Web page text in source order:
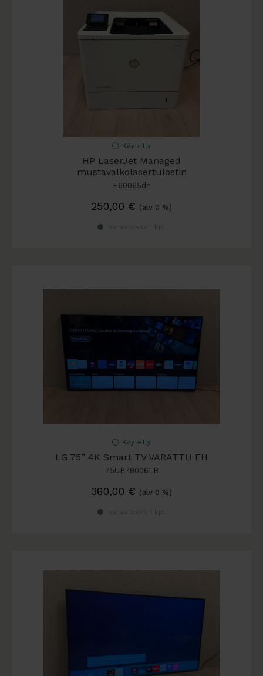
Käytetty
HP LaserJet Managed
mustavalkolasertulostin
E60065dn
250,00 € (alv 0 %)
Käytetty
LG 75” 4K Smart TV VARATTU EH
75UP78006LB
360,00 € (alv 0 %)